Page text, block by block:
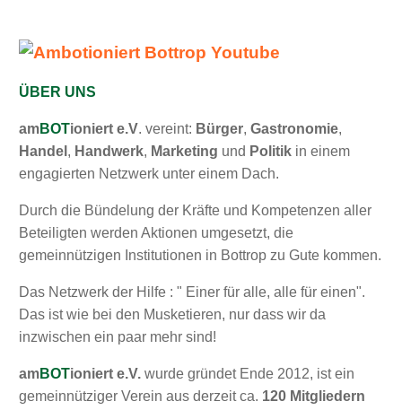
ÜBER UNS
amBOTioniert e.V. vereint: Bürger, Gastronomie,
Handel , Handwerk, Marketing und Politik in einem
engagierten Netzwerk unter einem Dach.
Durch die Bündelung der Kräfte und Kompetenzen aller
Beteiligten werden Aktionen umgesetzt, die
gemeinnützigen Institutionen in Bottrop zu Gute kommen.
Das Netzwerk der Hilfe : " Einer für alle, alle für einen".
Das ist wie bei den Musketieren, nur dass wir da
inzwischen ein paar mehr sind!
amBOTioniert e.V. wurde gründet Ende 2012, ist ein
gemeinnütziger Verein aus derzeit ca. 120 Mitgliedern